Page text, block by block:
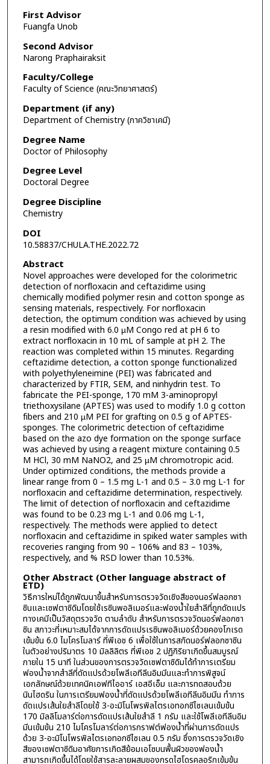
First Advisor
Fuangfa Unob
Second Advisor
Narong Praphairaksit
Faculty/College
Faculty of Science (คณะวิทยาศาสตร์)
Department (if any)
Department of Chemistry (ภาควิชาเคมี)
Degree Name
Doctor of Philosophy
Degree Level
Doctoral Degree
Degree Discipline
Chemistry
DOI
10.58837/CHULA.THE.2022.72
Abstract
Novel approaches were developed for the colorimetric
detection of norfloxacin and ceftazidime using
chemically modified polymer resin and cotton sponge as
sensing materials, respectively. For norfloxacin
detection, the optimum condition was achieved by using
a resin modified with 6.0 µM Congo red at pH 6 to
extract norfloxacin in 10 mL of sample at pH 2. The
reaction was completed within 15 minutes. Regarding
ceftazidime detection, a cotton sponge functionalized
with polyethyleneimine (PEI) was fabricated and
characterized by FTIR, SEM, and ninhydrin test. To
fabricate the PEI-sponge, 170 mM 3-aminopropyl
triethoxysilane (APTES) was used to modify 1.0 g cotton
fibers and 210 µM PEI for grafting on 0.5 g of APTES-
sponges. The colorimetric detection of ceftazidime
based on the azo dye formation on the sponge surface
was achieved by using a reagent mixture containing 0.5
M HCl, 30 mM NaNO2, and 25 µM chromotropic acid.
Under optimized conditions, the methods provide a
linear range from 0 – 1.5 mg L-1 and 0.5 – 3.0 mg L-1 for
norfloxacin and ceftazidime determination, respectively.
The limit of detection of norfloxacin and ceftazidime
was found to be 0.23 mg L-1 and 0.06 mg L-1,
respectively. The methods were applied to detect
norfloxacin and ceftazidime in spiked water samples with
recoveries ranging from 90 – 106% and 83 – 103%,
respectively, and % RSD lower than 10.53%.
Other Abstract (Other language abstract of
ETD)
วิธีการใหม่ได้ถูกพัฒนาขึ้นสำหรับการตรวจวัดเชิงสีของนอร์ฟลอกซา
ซินและเซฟตาซิดิมโดยใช้เรซินพอลิเมอร์และฟองน้ำใยสำลีที่ถูกดัดแปร
ทางเคมีเป็นวัสดุตรวจวัด ตามลำดับ สำหรับการตรวจวัดนอร์ฟลอกซา
ซิน สภาวะที่เหมาะสมได้จากการดัดแปรเรซินพอลิเมอร์ด้วยคองโกเรด
เข้มข้น 6.0 ไมโครโมลาร์ ที่พีเอช 6 เพื่อใช้ในการสกัดนอร์ฟลอกซาซิน
ในตัวอย่างปริมาตร 10 มิลลิลิตร ที่พีเอช 2 ปฏิกิริยาเกิดขึ้นสมบูรณ์
ภายใน 15 นาที ในส่วนของการตรวจวัดเซฟตาซิดิมได้ทำการเตรียม
ฟองน้ำจากสำลีที่ดัดแปรด้วยโพลีเอทีลีนอิมมีนและทำการพิสูจน์
เอกลักษณ์ด้วยเทคนิคเอฟทีไออาร์ เอสอีเอ็ม และการทดสอบด้วย
นินไฮดริน ในการเตรียมฟองน้ำที่ดัดแปรด้วยโพลีเอทีลีนอิมมีน ทำการ
ดัดแปรเส้นใยสำลีโดยใช้ 3-อะมิโนโพรพิลไตรเอทอกซีไซเลนเข้มข้น
170 มิลลิโมลาร์ต่อการดัดแปรเส้นใยสำลี 1 กรัม และใช้โพลีเอทีลีนอิม
มีนเข้มข้น 210 ไมโครโมลาร์ต่อการกราฟต์ฟองน้ำที่ผ่านการดัดแปร
ด้วย 3-อะมิโนโพรพิลไตรเอทอกซีไซเลน 0.5 กรัม ซึ่งการตรวจวัดเชิง
สีของเซฟตาซิดิมอาศัยการเกิดสีย้อมเอโซบนพื้นผิวของฟองน้ำ
สามารถเกิดขึ้นได้โดยใช้สารละลายผสมของกรดไฮโดรคลอริกเข้มข้น